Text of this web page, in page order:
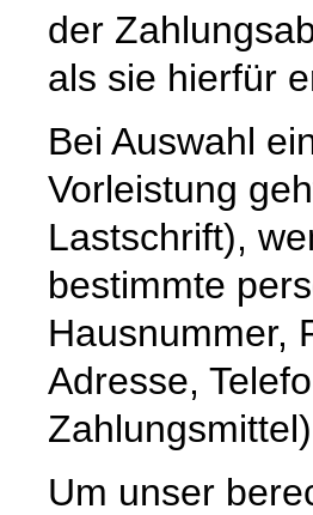
der
als sie hierfür
Bei Auswahl
Vorleistung
Lastschrift),
bestimmte
Hausnummer,
Adresse,
Um unser